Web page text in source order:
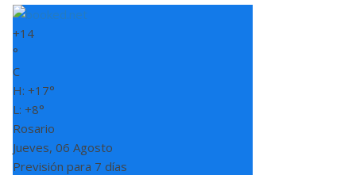
+14
°
C
H: +17°
L: +8°
Rosario
Jueves, 06 Agosto
Previsión para 7 días